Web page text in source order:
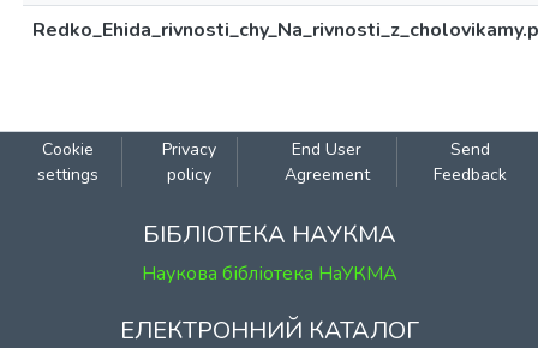
Cookie
settings
Privacy
policy
End User
Agreement
Send
Feedback
БІБЛІОТЕКА НАУКМА
Наукова бібліотека НаУКМА
ЕЛЕКТРОННИЙ КАТАЛОГ